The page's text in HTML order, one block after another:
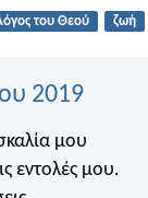
του Θεού ζωή
2019
μου
εντολές μου.